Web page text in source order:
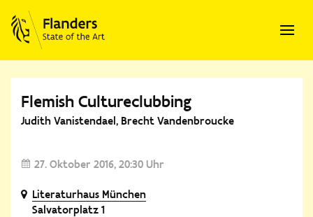
Flemish Cultureclubbing
Judith Vanistendael, Brecht Vandenbroucke
27. Oktober 2016 20:30 Uhr
Literaturhaus München
Salvatorplatz 1